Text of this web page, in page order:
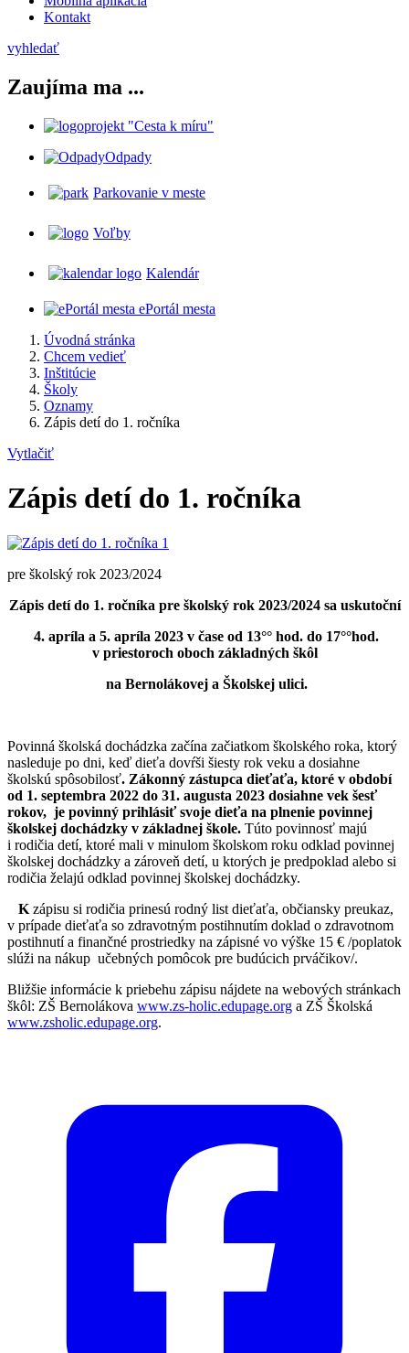
Kontakt
vyhledať
Zaujíma ma ...
projekt "Cesta k míru"
Odpady
Parkovanie v meste
Voľby
Kalendár
ePortál mesta
Úvodná stránka
Chcem vedieť
Inštitúcie
Školy
Oznamy
Zápis detí do 1. ročníka
Vytlačiť
Zápis detí do 1. ročníka
pre školský rok 2023/2024
Zápis detí do 1. ročníka pre školský rok 2023/2024 sa uskutoční
4. apríla a 5. apríla 2023 v čase od 13°° hod. do 17°°hod.
v priestoroch oboch základných škôl
na Bernolákovej a Školskej ulici.
Povinná školská dochádzka začína začiatkom školského roka, ktorý
nasleduje po dni, keď dieťa dovŕši šiesty rok veku a dosiahne
školskú spôsobilosť. Zákonný zástupca dieťaťa, ktoré v období
od 1. septembra 2022 do 31. augusta 2023 dosiahne vek šesť
rokov, je povinný prihlásiť svoje dieťa na plnenie povinnej
školskej dochádzky v základnej škole. Túto povinnosť majú
i rodičia detí, ktoré mali v minulom školskom roku odklad povinnej
školskej dochádzky a zároveň detí, u ktorých je predpoklad alebo si
rodičia želajú odklad povinnej školskej dochádzky.
K zápisu si rodičia prinesú rodný list dieťaťa, občiansky preukaz,
v prípade dieťaťa so zdravotným postihnutím doklad o zdravotnom
postihnutí a finančné prostriedky na zápisné vo výške 15 € /poplatok
slúži na nákup učebných pomôcok pre budúcich prváčikov/.
Bližšie informácie k priebehu zápisu nájdete na webových stránkach
škôl: ZŠ Bernolákova www.zs-holic.edupage.org a ZŠ Školská
www.zsholic.edupage.org.